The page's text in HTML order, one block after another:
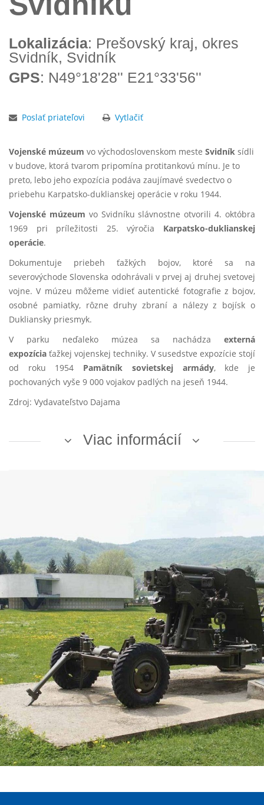
Lokalizácia: Prešovský kraj, okres
Svidník, Svidník
GPS: N49°18'28'' E21°33'56''
Poslať priateľovi Vytlačiť
Vojenské múzeum vo východoslovenskom meste Svidník sídli
v budove, ktorá tvarom pripomína protitankovú mínu. Je to
preto, lebo jeho expozícia podáva zaujímavé svedectvo o
priebehu Karpatsko-duklianskej operácie v roku 1944.
Vojenské múzeum vo Svidníku slávnostne otvorili 4. októbra
1969 pri príležitosti 25. výročia Karpatsko-duklianskej
operácie.
Dokumentuje priebeh ťažkých bojov, ktoré sa na
severovýchode Slovenska odohrávali v prvej aj druhej svetovej
vojne. V múzeu môžeme vidieť autentické fotografie z bojov,
osobné pamiatky, rôzne druhy zbraní a nálezy z bojísk o
Dukliansky priesmyk.
V parku neďaleko múzea sa nachádza externá
expozícia ťažkej vojenskej techniky. V susedstve expozície stojí
od roku 1954 Pamätník sovietskej armády, kde je
pochovaných vyše 9 000 vojakov padlých na jeseň 1944.
Zdroj: Vydavateľstvo Dajama
Viac informácií